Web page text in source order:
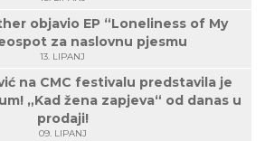
objavio EP “Loneliness of My
za naslovnu pjesmu
13. LIPANJ
na CMC festivalu predstavila je
„Kad žena zapjeva“ od danas u
prodaji!
09. LIPANJ